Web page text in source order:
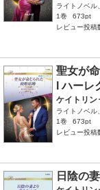
ライトノベル
1巻
673pt
レビュー投稿
聖女が
I ハー
ケイトリン
ライトノベル
1巻
673pt
レビュー投稿
日陰の